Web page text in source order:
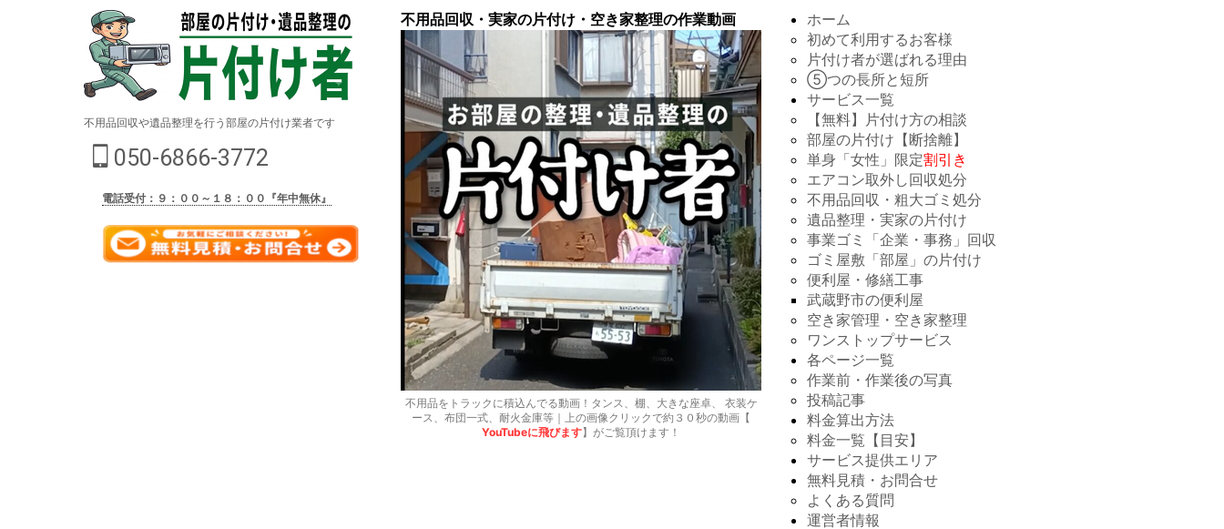
不用品回収・実家の片付け・空き家整理の作業動画
不用品をトラックに積込んでる動画！タンス、棚、大きな座卓、 衣装ケ
ース、布団一式、耐火金庫等｜上の画像クリックで約３０秒の動画【
YouTubeに飛びます】がご覧頂けます！
ホーム
初めて利用するお客様
片付け者が選ばれる理由
⑤つの長所と短所
サービス一覧
【無料】片付け方の相談
部屋の片付け【断捨離】
単身「女性」限定割引き
エアコン取外し回収処分
不用品回収・粗大ゴミ処分
遺品整理・実家の片付け
事業ゴミ「企業・事務」回収
ゴミ屋敷「部屋」の片付け
便利屋・修繕工事
武蔵野市の便利屋
空き家管理・空き家整理
ワンストップサービス
各ページ一覧
作業前・作業後の写真
投稿記事
料金算出方法
料金一覧【目安】
サービス提供エリア
無料見積・お問合せ
よくある質問
運営者情報
不用品回収や遺品整理を行う部屋の片付け業者です
050-6866-3772
電話受付：９：００～１８：００『年中無休』